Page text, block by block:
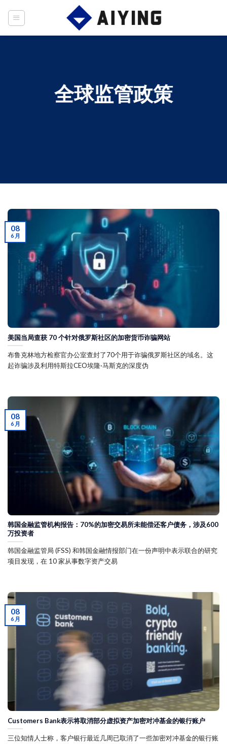
全球监管政策
美国当局查获 70 个针对俄罗斯社区的加密货币诈骗网站
布鲁克林地方检察官办公室查封了70个用于诈骗俄罗斯社区的域名。这
起诈骗涉及利用特斯拉CEO埃隆·马斯克的深度伪
08
6 月
韩国金融监管机构报告：70%的加密交易所未能偿还客户债务，涉及600
万投资者
韩国金融监管局 (FSS) 和韩国金融情报部门在一份声明中表示联合的研究
项目发现，在 10 家从事数字资产交易
08
6 月
Customers Bank表示将取消部分虚拟资产加密对冲基金的银行账户
三位知情人士称，客户银行最近几周已取消了一些加密对冲基金的银行账
08
6 月